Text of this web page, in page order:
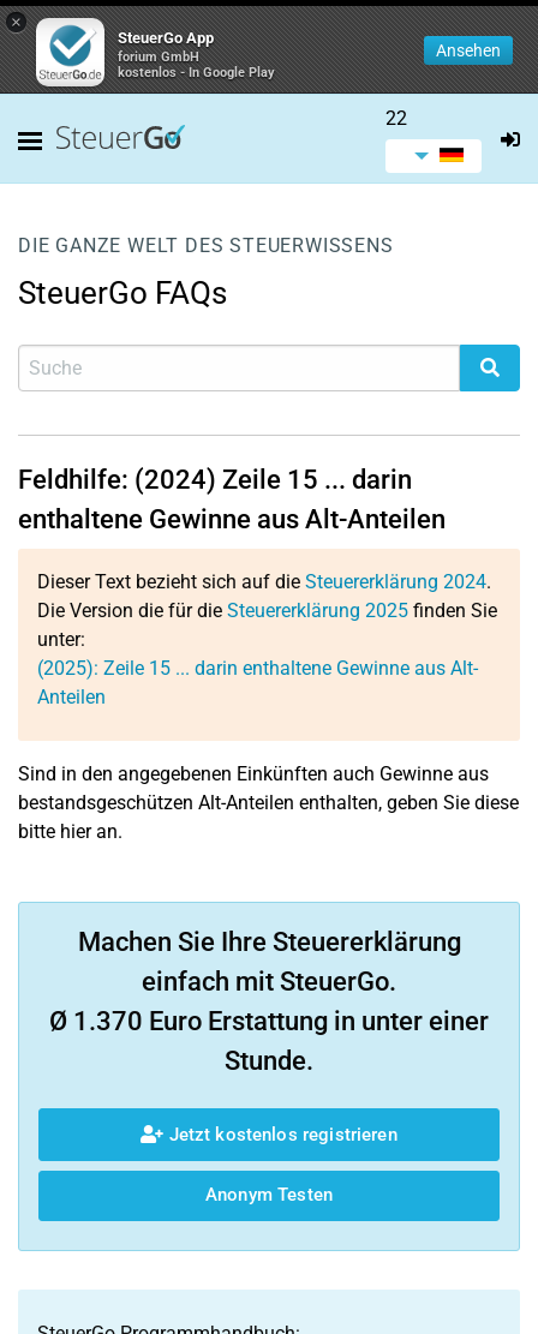
×
SteuerGo App
forium GmbH
kostenlos - In Google Play
Ansehen
22
DIE GANZE WELT DES STEUERWISSENS
SteuerGo FAQs
Feldhilfe: (2024) Zeile 15 ... darin
enthaltene Gewinne aus Alt-Anteilen
Dieser Text bezieht sich auf die Steuererklärung 2024.
Die Version die für die Steuererklärung 2025 finden Sie
unter:
(2025): Zeile 15 ... darin enthaltene Gewinne aus Alt-
Anteilen
Sind in den angegebenen Einkünften auch Gewinne aus
bestandsgeschützen Alt-Anteilen enthalten, geben Sie diese
bitte hier an.
Machen Sie Ihre Steuererklärung
einfach mit SteuerGo.
Ø 1.370 Euro Erstattung in unter einer
Stunde.
Jetzt kostenlos registrieren
Anonym Testen